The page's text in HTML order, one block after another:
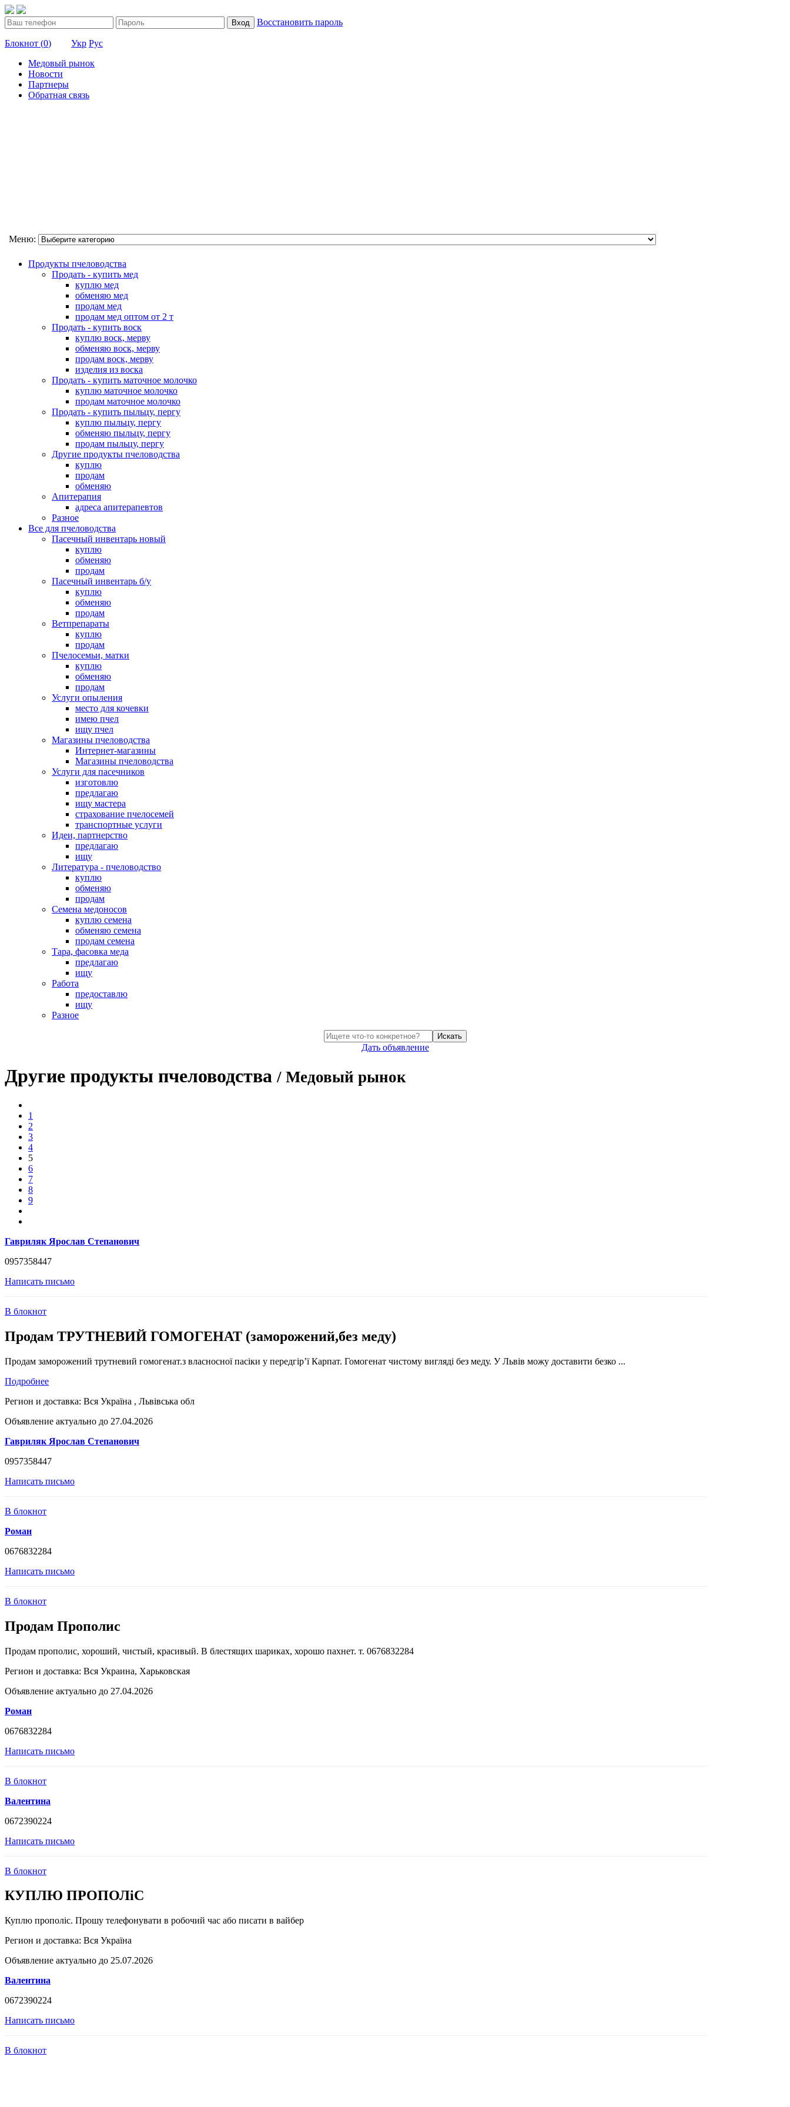
Вход Восстановить пароль
Блокнот (0) Укр Рус
Медовый рынок
Новости
Партнеры
Обратная связь
Меню:
Продукты пчеловодства
Продать - купить мед
куплю мед
обменяю мед
продам мед
продам мед оптом от 2 т
Продать - купить воск
куплю воск, мерву
обменяю воск, мерву
продам воск, мерву
изделия из воска
Продать - купить маточное молочко
куплю маточное молочко
продам маточное молочко
Продать - купить пыльцу, пергу
куплю пыльцу, пергу
обменяю пыльцу, пергу
продам пыльцу, пергу
Другие продукты пчеловодства
куплю
продам
обменяю
Апитерапия
адреса апитерапевтов
Разное
Все для пчеловодства
Пасечный инвентарь новый
куплю
обменяю
продам
Пасечный инвентарь б/у
куплю
обменяю
продам
Ветпрепараты
куплю
продам
Пчелосемьи, матки
куплю
обменяю
продам
Услуги опыления
место для кочевки
имею пчел
ищу пчел
Магазины пчеловодства
Интернет-магазины
Магазины пчеловодства
Услуги для пасечников
изготовлю
предлагаю
ищу мастера
страхование пчелосемей
транспортные услуги
Идеи, партнерство
предлагаю
ищу
Литература - пчеловодство
куплю
обменяю
продам
Семена медоносов
куплю семена
обменяю семена
продам семена
Тара, фасовка меда
предлагаю
ищу
Работа
предоставлю
ищу
Разное
Искать
Дать объявление
Другие продукты пчеловодства/ Медовый рынок
1
2
3
4
5
6
7
8
9
Гавриляк Ярослав Степанович
0957358447
Написать письмо
В блокнот
Продам ТРУТНЕВИЙ ГОМОГЕНАТ (заморожений,без меду)
Продам заморожений трутневий гомогенат.з власносної пасіки у передгір’ї Карпат. Гомогенат чистому вигляді без меду. У Львів можу доставити безко ...
Подробнее
Регион и доставка: Вся Україна , Львівська обл
Объявление актуально до 27.04.2026
Гавриляк Ярослав Степанович
0957358447
Написать письмо
В блокнот
Роман
0676832284
Написать письмо
В блокнот
Продам Прополис
Продам прополис, хороший, чистый, красивый. В блестящих шариках, хорошо пахнет. т. 0676832284
Регион и доставка: Вся Украина, Харьковская
Объявление актуально до 27.04.2026
Роман
0676832284
Написать письмо
В блокнот
Валентина
0672390224
Написать письмо
В блокнот
КУПЛЮ ПРОПОЛіС
Куплю прополіс. Прошу телефонувати в робочий час або писати в вайбер
Регион и доставка: Вся Україна
Объявление актуально до 25.07.2026
Валентина
0672390224
Написать письмо
В блокнот